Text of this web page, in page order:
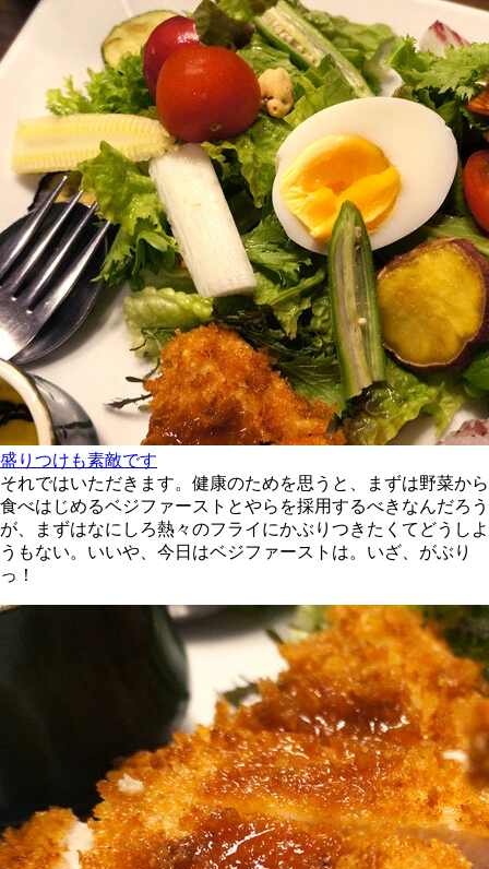
盛りつけも素敵です
それではいただきます。健康のためを思うと、まずは野菜から
食べはじめるベジファーストとやらを採用するべきなんだろう
が、まずはなにしろ熱々のフライにかぶりつきたくてどうしよ
うもない。いいや、今日はベジファーストは。いざ、がぶり
っ！